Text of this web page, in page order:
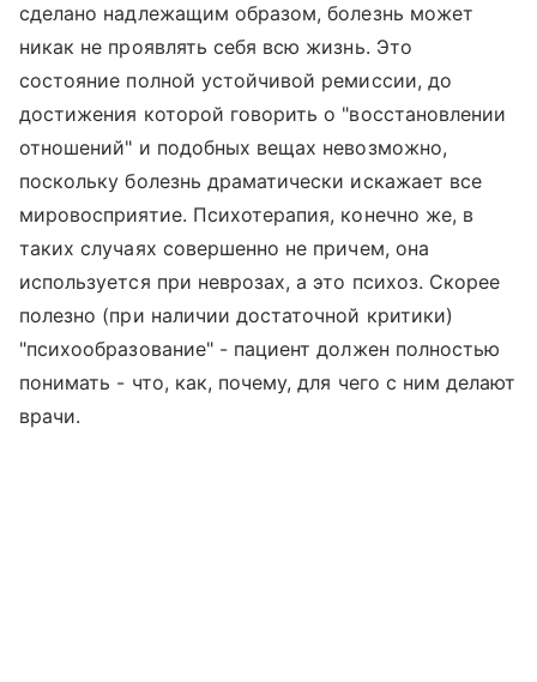
сделано надлежащим образом, болезнь может
никак не проявлять себя всю жизнь. Это
состояние полной устойчивой ремиссии, до
достижения которой говорить о "восстановлении
отношений" и подобных вещах невозможно,
поскольку болезнь драматически искажает все
мировосприятие. Психотерапия, конечно же, в
таких случаях совершенно не причем, она
используется при неврозах, а это психоз. Скорее
полезно (при наличии достаточной критики)
"психообразование" - пациент должен полностью
понимать - что, как, почему, для чего с ним делают
врачи.